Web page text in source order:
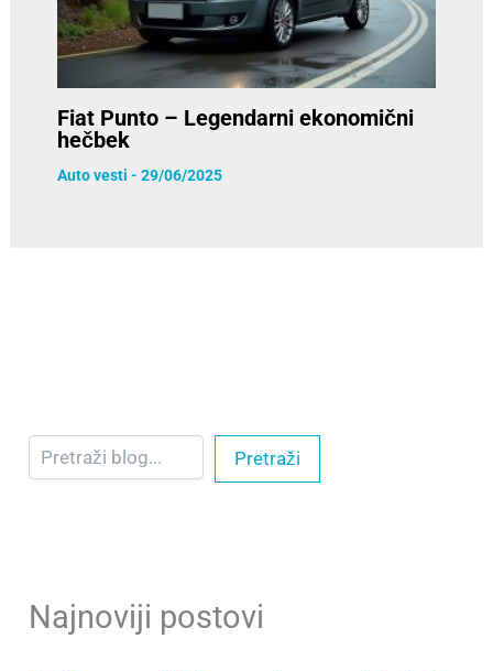
Fiat Punto – Legendarni ekonomični
hečbek
Auto vesti - 29/06/2025
Pretraži
Najnoviji postovi